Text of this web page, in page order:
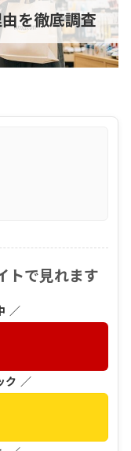
を徹底調査
トで見れます
／
ク ／